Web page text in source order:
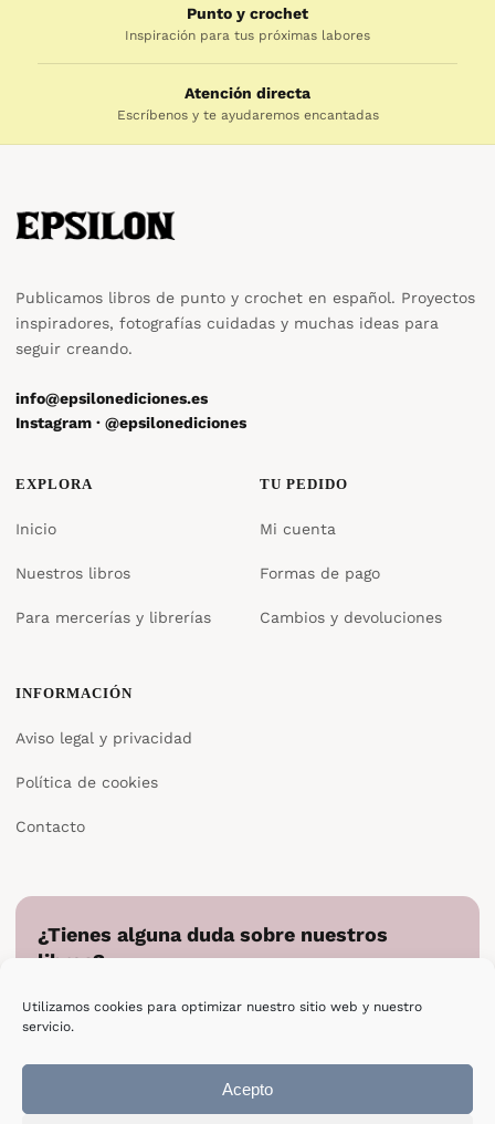
Utilizamos cookies para optimizar nuestro sitio web y nuestro
servicio.
Acepto
Punto y crochet
Inspiración para tus próximas labores
Atención directa
Escríbenos y te ayudaremos encantadas
Publicamos libros de punto y crochet en español. Proyectos
inspiradores, fotografías cuidadas y muchas ideas para
seguir creando.
info@epsilonediciones.es
Instagram · @epsilonediciones
EXPLORA
Inicio
Nuestros libros
Para mercerías y librerías
TU PEDIDO
Mi cuenta
Formas de pago
Cambios y devoluciones
INFORMACIÓN
Aviso legal y privacidad
Política de cookies
Contacto
¿Tienes alguna duda sobre nuestros
libros?
directamente.
Escribir a Epsilon